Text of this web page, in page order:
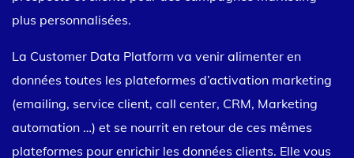
plus personnalisées.
La Customer Data Platform va venir alimenter en
données toutes les plateformes d’activation marketing
(emailing, service client, call center, CRM, Marketing
automation …) et se nourrit en retour de ces mêmes
plateformes pour enrichir les données clients. Elle vous